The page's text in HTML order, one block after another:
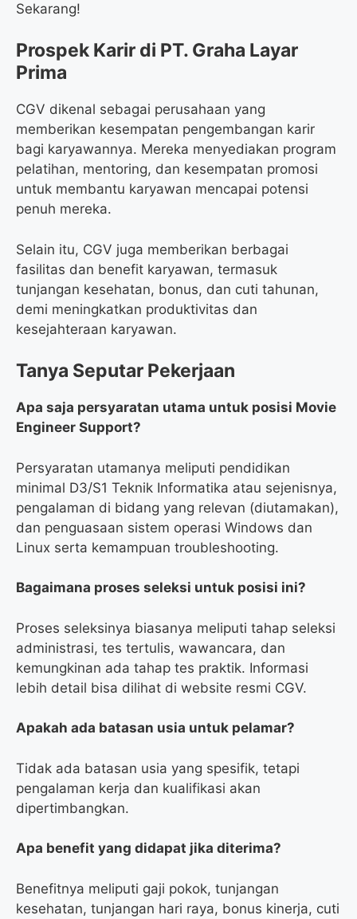
Sekarang!
Prospek Karir di PT. Graha Layar
Prima
CGV dikenal sebagai perusahaan yang
memberikan kesempatan pengembangan karir
bagi karyawannya. Mereka menyediakan program
pelatihan, mentoring, dan kesempatan promosi
untuk membantu karyawan mencapai potensi
penuh mereka.
Selain itu, CGV juga memberikan berbagai
fasilitas dan benefit karyawan, termasuk
tunjangan kesehatan, bonus, dan cuti tahunan,
demi meningkatkan produktivitas dan
kesejahteraan karyawan.
Tanya Seputar Pekerjaan
Apa saja persyaratan utama untuk posisi Movie
Engineer Support?
Persyaratan utamanya meliputi pendidikan
minimal D3/S1 Teknik Informatika atau sejenisnya,
pengalaman di bidang yang relevan (diutamakan),
dan penguasaan sistem operasi Windows dan
Linux serta kemampuan troubleshooting.
Bagaimana proses seleksi untuk posisi ini?
Proses seleksinya biasanya meliputi tahap seleksi
administrasi, tes tertulis, wawancara, dan
kemungkinan ada tahap tes praktik. Informasi
lebih detail bisa dilihat di website resmi CGV.
Apakah ada batasan usia untuk pelamar?
Tidak ada batasan usia yang spesifik, tetapi
pengalaman kerja dan kualifikasi akan
dipertimbangkan.
Apa benefit yang didapat jika diterima?
Benefitnya meliputi gaji pokok, tunjangan
kesehatan, tunjangan hari raya, bonus kinerja, cuti